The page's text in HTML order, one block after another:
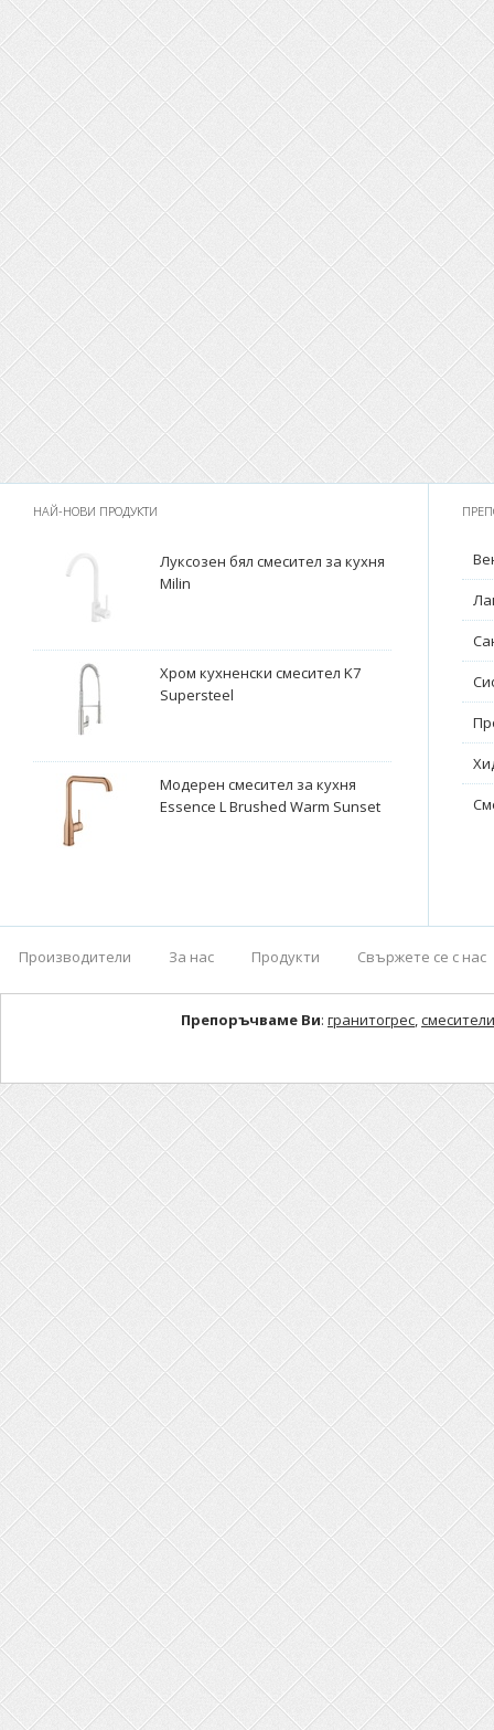
НАЙ-НОВИ ПРОДУКТИ
Луксозен бял смесител за кухня
Milin
Хром кухненски смесител K7
Supersteel
Модерен смесител за кухня
Essence L Brushed Warm Sunset
Производители За нас Продукти Свържете се с нас
Препоръчваме Ви: гранитогрес,